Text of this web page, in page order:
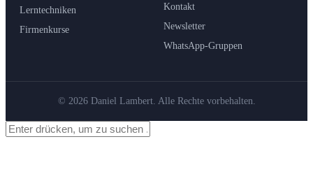
Lerntechniken
Firmenkurse
Kontakt
Newsletter
WhatsApp-Gruppen
© 2026 Daniel Lambert. Alle Rechte vorbehalten.